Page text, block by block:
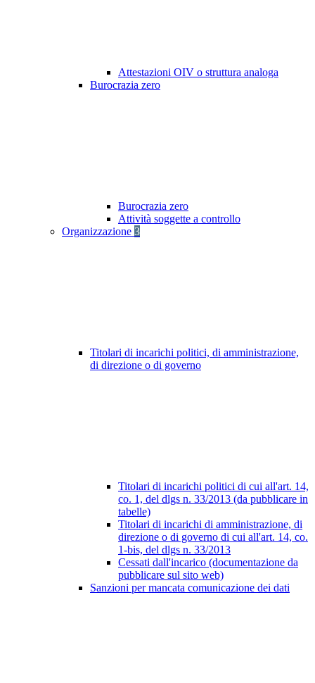
Attestazioni OIV o struttura analoga
Burocrazia zero
Burocrazia zero
Attività soggette a controllo
Organizzazione 3
Titolari di incarichi politici, di amministrazione,
di direzione o di governo
Titolari di incarichi politici di cui all'art. 14,
co. 1, del dlgs n. 33/2013 (da pubblicare in
tabelle)
Titolari di incarichi di amministrazione, di
direzione o di governo di cui all'art. 14, co.
1-bis, del dlgs n. 33/2013
Cessati dall'incarico (documentazione da
pubblicare sul sito web)
Sanzioni per mancata comunicazione dei dati